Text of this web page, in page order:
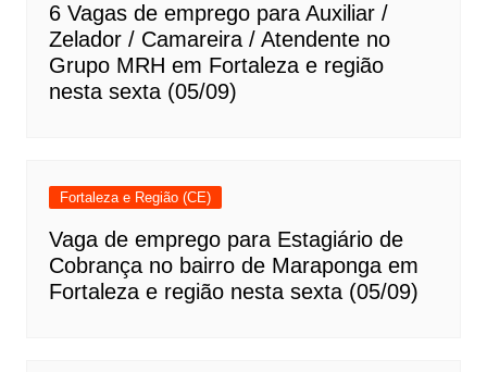
6 Vagas de emprego para Auxiliar /
Zelador / Camareira / Atendente no
Grupo MRH em Fortaleza e região
nesta sexta (05/09)
Fortaleza e Região (CE)
Vaga de emprego para Estagiário de
Cobrança no bairro de Maraponga em
Fortaleza e região nesta sexta (05/09)